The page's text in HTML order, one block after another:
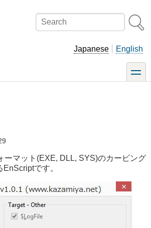
Search
Japanese English
toggle
ーマット(EXE, DLL, SYS)のカービング
です。